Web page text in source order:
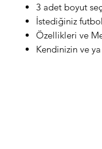
3 adet boyut
İstediğiniz
Özellikleri ve
Kendinizin ve